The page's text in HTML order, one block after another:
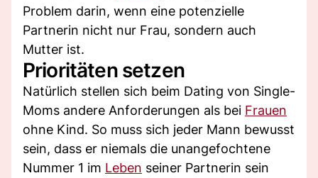
Problem darin, wenn eine potenzielle
Partnerin nicht nur Frau, sondern auch
Mutter ist.
Prioritäten setzen
Natürlich stellen sich beim Dating von Single-
Moms andere Anforderungen als bei Frauen
ohne Kind. So muss sich jeder Mann bewusst
sein, dass er niemals die unangefochtene
Nummer 1 im Leben seiner Partnerin sein